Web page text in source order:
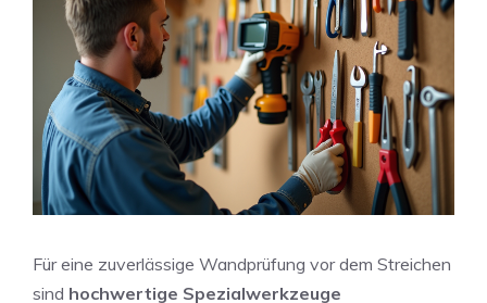
Für eine zuverlässige Wandprüfung vor dem Streichen
sind hochwertige Spezialwerkzeuge